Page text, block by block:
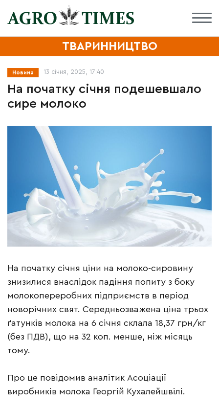
ТВАРИННИЦТВО
Новина 13 січня, 2025, 17:40
На початку січня подешевшало
сире молоко
На початку січня ціни на молоко-сировину
знизилися внаслідок падіння попиту з боку
молокопереробних підприємств в період
новорічних свят. Середньозважена ціна трьох
ґатунків молока на 6 січня склала 18,37 грн/кг
(без ПДВ), що на 32 коп. менше, ніж місяць
тому.
Про це повідомив аналітик Асоціації
виробників молока Георгій Кухалейшвілі.